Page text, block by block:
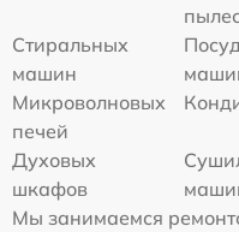
Стиральных
машин
Микроволновых
печей
Духовых
шкафов
Мы занимаемся